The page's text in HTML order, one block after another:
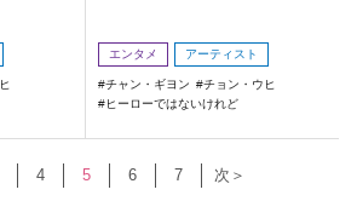
エンタメ アーティスト
チャン・ギヨン
チョン・ウヒ
ヒーローではないけれど
4 5 6 7
次＞